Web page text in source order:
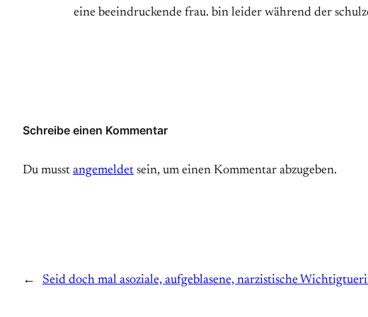
eine beeindruckende frau. bin leider während der
Schreibe einen Kommentar
Du musst angemeldet sein, um einen Kommentar abzugeben.
← Seid doch mal asoziale, aufgeblasene, narzistische